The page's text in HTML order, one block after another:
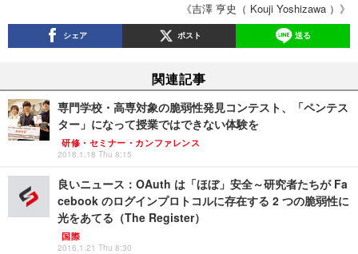
《吉澤 亨史（ Kouji Yoshizawa ）》
シェア ポスト 送る
関連記事
専門学校・高専対象の脆弱性発見コンテスト、「ペンテス
ター」になって授業ではできない体験を
研修・セミナー・カンファレンス
2018.1.18 Thu 8:15
良いニュース：OAuth は「ほぼ」安全～研究者たちが Fa
cebook のログインプロトコルに存在する 2 つの脆弱性に
光をあてる（The Register）
国際
2016.1.21 Thu 8:30